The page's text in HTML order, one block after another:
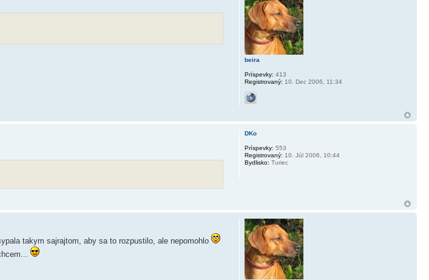
beira
Príspevky: 413
Registrovaný: 10. Dec 2006, 11:34
DKo
Príspevky: 553
Registrovaný: 10. Júl 2006, 10:44
Bydlisko: Turiec
takym sajrajtom, aby sa to rozpustilo, ale nepomohlo